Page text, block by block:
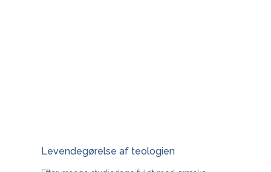
Levendegørelse af teologien